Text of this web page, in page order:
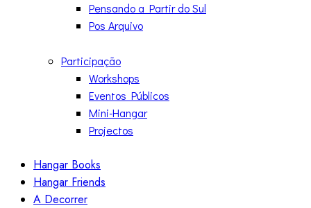
Pensando a Partir do Sul
Pos Arquivo
Participação
Workshops
Eventos Públicos
Mini-Hangar
Projectos
Hangar Books
Hangar Friends
A Decorrer